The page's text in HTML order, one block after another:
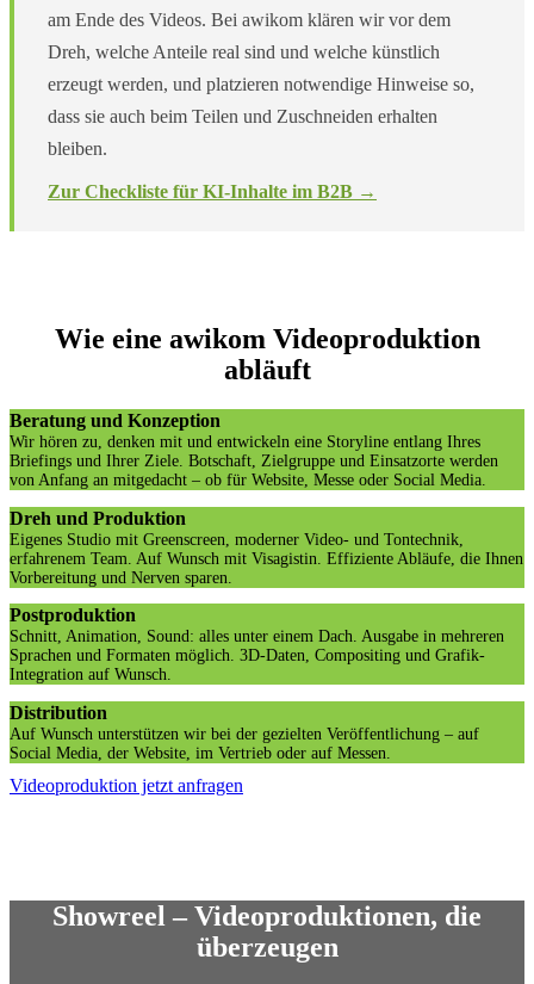
am Ende des Videos. Bei awikom klären wir vor dem
Dreh, welche Anteile real sind und welche künstlich
erzeugt werden, und platzieren notwendige Hinweise so,
dass sie auch beim Teilen und Zuschneiden erhalten
bleiben.
Zur Checkliste für KI-Inhalte im B2B →
Wie eine awikom Videoproduktion
abläuft
Beratung und Konzeption
Wir hören zu, denken mit und entwickeln eine Storyline entlang Ihres
Briefings und Ihrer Ziele. Botschaft, Zielgruppe und Einsatzorte werden
von Anfang an mitgedacht – ob für Website, Messe oder Social Media.
Dreh und Produktion
Eigenes Studio mit Greenscreen, moderner Video- und Tontechnik,
erfahrenem Team. Auf Wunsch mit Visagistin. Effiziente Abläufe, die Ihnen
Vorbereitung und Nerven sparen.
Postproduktion
Schnitt, Animation, Sound: alles unter einem Dach. Ausgabe in mehreren
Sprachen und Formaten möglich. 3D-Daten, Compositing und Grafik-
Integration auf Wunsch.
Distribution
Auf Wunsch unterstützen wir bei der gezielten Veröffentlichung – auf
Social Media, der Website, im Vertrieb oder auf Messen.
Videoproduktion jetzt anfragen
Showreel – Videoproduktionen, die
überzeugen